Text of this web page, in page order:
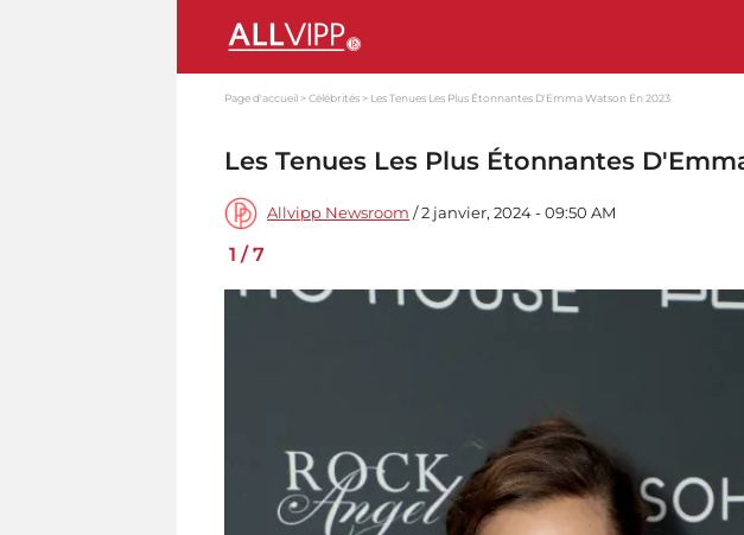
Page d'accueil Célébrités Les Tenues Les Plus Étonnantes D'Emma Watson En 2023
Les Tenues Les Plus Étonnantes
Allvipp Newsroom / 2 janvier, 2024 - 09:50 AM
1 /7